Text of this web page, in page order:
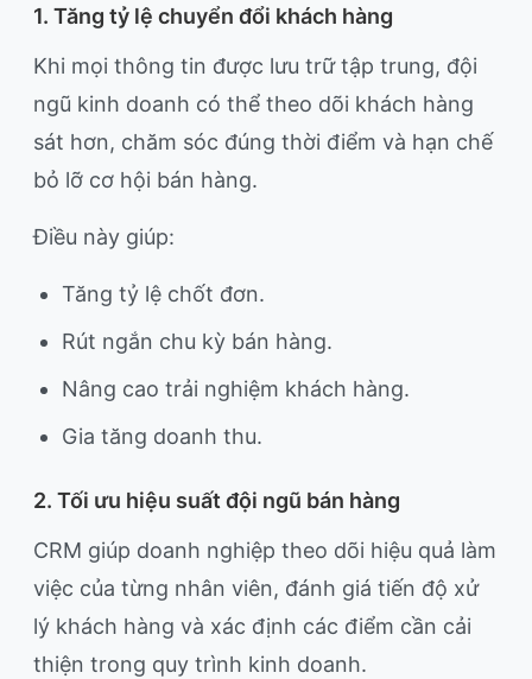
1. Tăng tỷ lệ chuyển đổi khách hàng
Khi mọi thông tin được lưu trữ tập trung, đội
ngũ kinh doanh có thể theo dõi khách hàng
sát hơn, chăm sóc đúng thời điểm và hạn chế
bỏ lỡ cơ hội bán hàng.
Điều này giúp:
Tăng tỷ lệ chốt đơn.
Rút ngắn chu kỳ bán hàng.
Nâng cao trải nghiệm khách hàng.
Gia tăng doanh thu.
2. Tối ưu hiệu suất đội ngũ bán hàng
CRM giúp doanh nghiệp theo dõi hiệu quả làm
việc của từng nhân viên, đánh giá tiến độ xử
lý khách hàng và xác định các điểm cần cải
thiện trong quy trình kinh doanh.